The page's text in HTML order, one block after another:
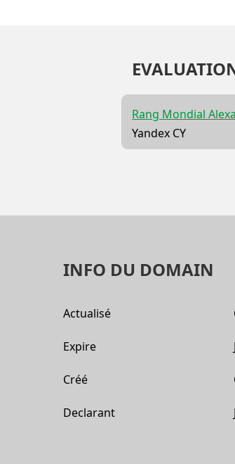
Rang Mondial Alexa
Yandex CY
INFO DU DOMAIN
Actualisé
Expire
Créé
Declarant